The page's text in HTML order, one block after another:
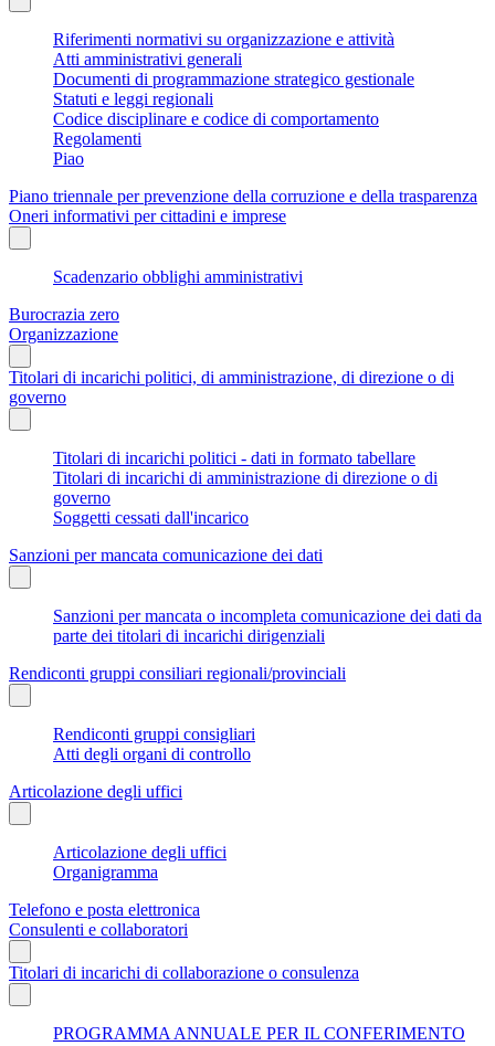
Riferimenti normativi su organizzazione e attività
Atti amministrativi generali
Documenti di programmazione strategico gestionale
Statuti e leggi regionali
Codice disciplinare e codice di comportamento
Regolamenti
Piao
Piano triennale per prevenzione della corruzione e della trasparenza
Oneri informativi per cittadini e imprese
Scadenzario obblighi amministrativi
Burocrazia zero
Organizzazione
Titolari di incarichi politici, di amministrazione, di direzione o di
governo
Titolari di incarichi politici - dati in formato tabellare
Titolari di incarichi di amministrazione di direzione o di
governo
Soggetti cessati dall'incarico
Sanzioni per mancata comunicazione dei dati
Sanzioni per mancata o incompleta comunicazione dei dati da
parte dei titolari di incarichi dirigenziali
Rendiconti gruppi consiliari regionali/provinciali
Rendiconti gruppi consigliari
Atti degli organi di controllo
Articolazione degli uffici
Articolazione degli uffici
Organigramma
Telefono e posta elettronica
Consulenti e collaboratori
Titolari di incarichi di collaborazione o consulenza
PROGRAMMA ANNUALE PER IL CONFERIMENTO